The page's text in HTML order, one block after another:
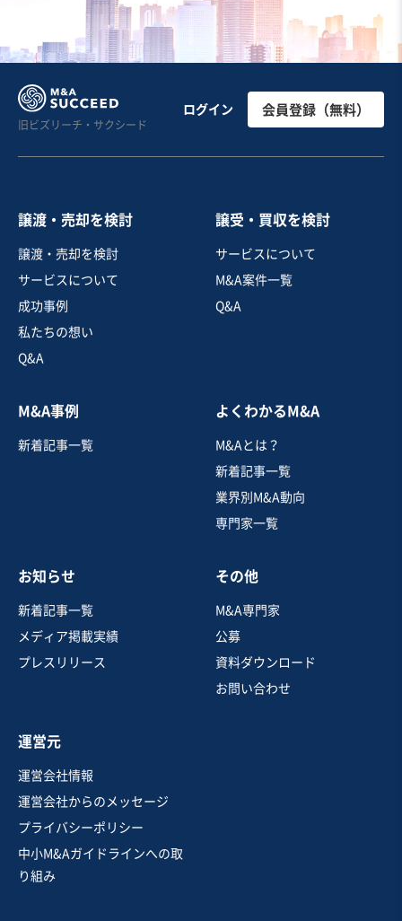
旧ビズリーチ・サクシード
ログイン 会員登録（無料）
譲渡・売却を検討
譲渡・売却を検討
サービスについて
成功事例
私たちの想い
Q&A
譲受・買収を検討
サービスについて
M&A案件一覧
Q&A
M&A事例
新着記事一覧
よくわかるM&A
M&Aとは？
新着記事一覧
業界別M&A動向
専門家一覧
お知らせ
新着記事一覧
メディア掲載実績
プレスリリース
その他
M&A専門家
公募
資料ダウンロード
お問い合わせ
運営元
運営会社情報
運営会社からのメッセージ
プライバシーポリシー
中小M&Aガイドラインへの取
り組み